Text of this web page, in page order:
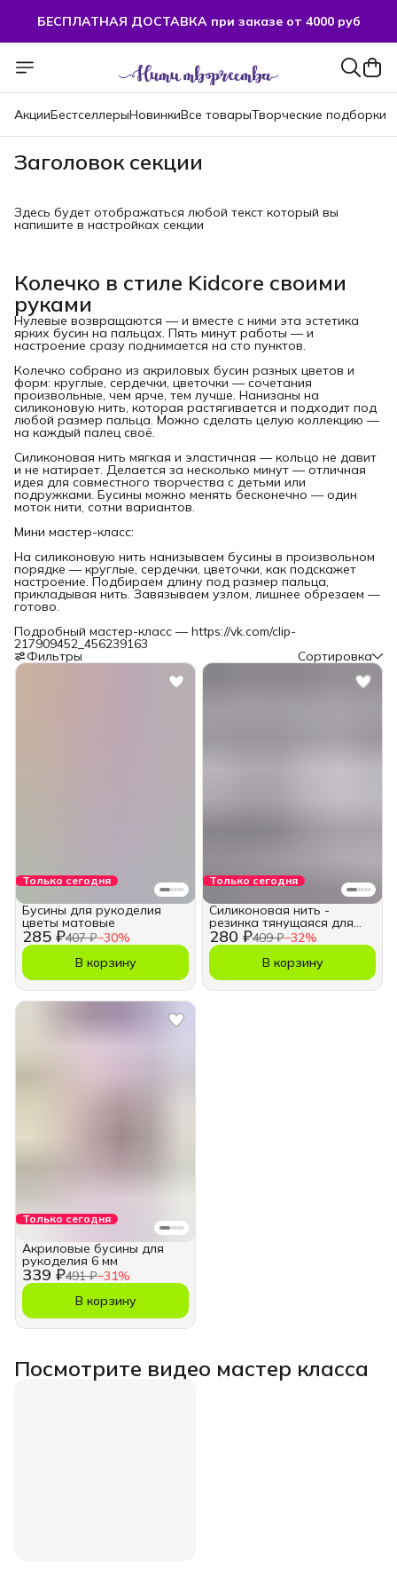
БЕСПЛАТНАЯ ДОСТАВКА при заказе от 4000 руб
АкцииБестселлерыНовинкиВсе товарыТворческие подборки
Заголовок секции
Здесь будет отображаться любой текст который вы
напишите в настройках секции
Колечко в стиле Kidcore своими
руками
Нулевые возвращаются — и вместе с ними эта эстетика
ярких бусин на пальцах. Пять минут работы — и
настроение сразу поднимается на сто пунктов.
Колечко собрано из акриловых бусин разных цветов и
форм: круглые, сердечки, цветочки — сочетания
произвольные, чем ярче, тем лучше. Нанизаны на
силиконовую нить, которая растягивается и подходит под
любой размер пальца. Можно сделать целую коллекцию —
на каждый палец своё.
Силиконовая нить мягкая и эластичная — кольцо не давит
и не натирает. Делается за несколько минут — отличная
идея для совместного творчества с детьми или
подружками. Бусины можно менять бесконечно — один
моток нити, сотни вариантов.
Мини мастер-класс:
На силиконовую нить нанизываем бусины в произвольном
порядке — круглые, сердечки, цветочки, как подскажет
настроение. Подбираем длину под размер пальца,
прикладывая нить. Завязываем узлом, лишнее обрезаем —
готово.
Подробный мастер-класс — https://vk.com/clip-
217909452_456239163
Фильтры Сортировка
Только сегодня
285 ₽407 ₽−30%
Бусины для рукоделия
цветы матовые
В корзину
Только сегодня
280 ₽409 ₽−32%
Силиконовая нить -
резинка тянущаяся для
для браслетов 0,7мм
В корзину
Только сегодня
339 ₽491 ₽−31%
Акриловые бусины для
рукоделия 6 мм
В корзину
Посмотрите видео мастер класса